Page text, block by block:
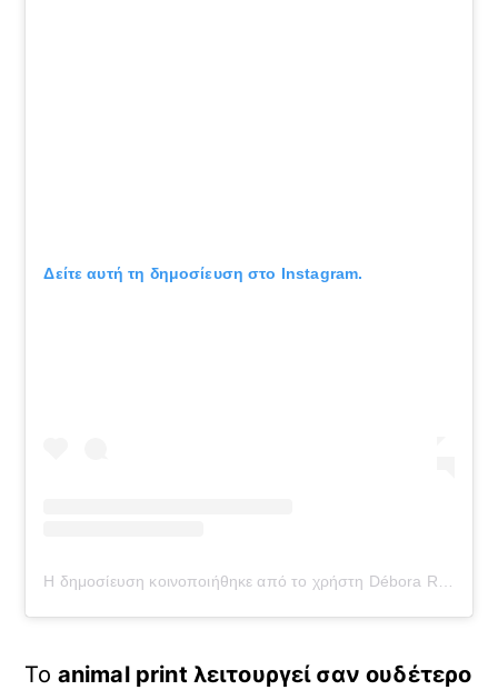
Δείτε αυτή τη δημοσίευση στο Instagram.
Το animal print λειτουργεί σαν ουδέτερο